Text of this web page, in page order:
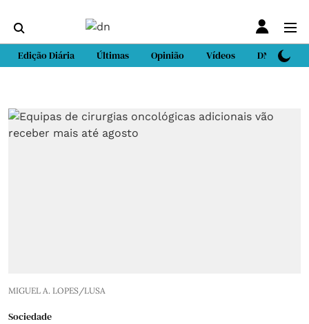
Edição Diária Últimas Opinião Vídeos DN Sport
MIGUEL A. LOPES/LUSA
Sociedade